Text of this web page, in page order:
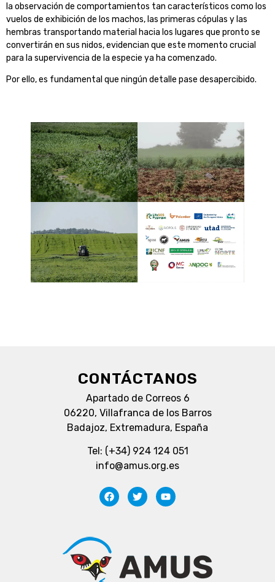
la observación de comportamientos tan característicos como los
vuelos de exhibición de los machos, las primeras cópulas y las
hembras transportando material hacia los lugares que pronto se
convertirán en sus nidos, evidencian que este momento crucial
para la supervivencia de la especie ya ha comenzado.
Por ello, es fundamental que ningún detalle pase desapercibido.
CONTÁCTANOS
Apartado de Correos 6
06220, Villafranca de los Barros
Badajoz, Extremadura, España
Tel: (+34) 924 124 051
info@amus.org.es